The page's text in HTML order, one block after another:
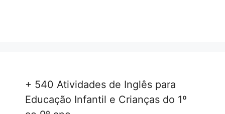
+ 540 Atividades de Inglês para
Educação Infantil e Crianças do 1º